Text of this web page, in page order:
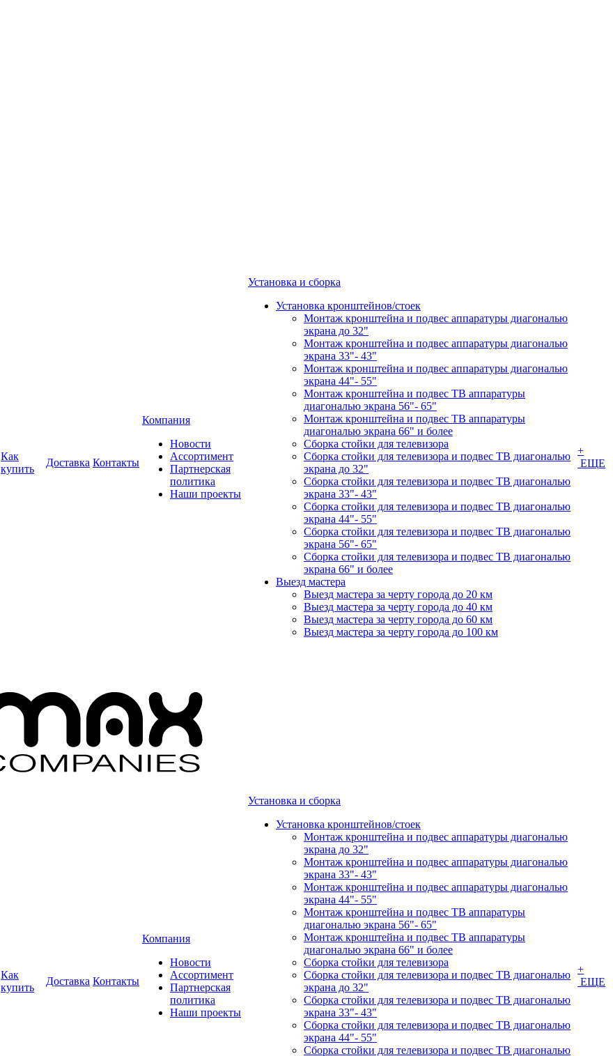
Как
купить
Доставка Контакты
Компания
Новости
Ассортимент
Партнерская
политика
Наши проекты
Установка и сборка
Установка кронштейнов/стоек
Монтаж кронштейна и подвес аппаратуры диагональю
экрана до 32"
Монтаж кронштейна и подвес аппаратуры диагональю
экрана 33"- 43"
Монтаж кронштейна и подвес аппаратуры диагональю
экрана 44"- 55"
Монтаж кронштейна и подвес ТВ аппаратуры
диагональю экрана 56"- 65"
Монтаж кронштейна и подвес ТВ аппаратуры
диагональю экрана 66" и более
Сборка стойки для телевизора
Сборка стойки для телевизора и подвес ТВ диагональю
экрана до 32"
Сборка стойки для телевизора и подвес ТВ диагональю
экрана 33"- 43"
Сборка стойки для телевизора и подвес ТВ диагональю
экрана 44"- 55"
Сборка стойки для телевизора и подвес ТВ диагональю
экрана 56"- 65"
Сборка стойки для телевизора и подвес ТВ диагональю
экрана 66" и более
Выезд мастера
Выезд мастера за черту города до 20 км
Выезд мастера за черту города до 40 км
Выезд мастера за черту города до 60 км
Выезд мастера за черту города до 100 км
+
ЕЩЕ
Как
купить
Доставка Контакты
Компания
Новости
Ассортимент
Партнерская
политика
Наши проекты
Установка и сборка
Установка кронштейнов/стоек
Монтаж кронштейна и подвес аппаратуры диагональю
экрана до 32"
Монтаж кронштейна и подвес аппаратуры диагональю
экрана 33"- 43"
Монтаж кронштейна и подвес аппаратуры диагональю
экрана 44"- 55"
Монтаж кронштейна и подвес ТВ аппаратуры
диагональю экрана 56"- 65"
Монтаж кронштейна и подвес ТВ аппаратуры
диагональю экрана 66" и более
Сборка стойки для телевизора
Сборка стойки для телевизора и подвес ТВ диагональю
экрана до 32"
Сборка стойки для телевизора и подвес ТВ диагональю
экрана 33"- 43"
Сборка стойки для телевизора и подвес ТВ диагональю
экрана 44"- 55"
Сборка стойки для телевизора и подвес ТВ диагональю
+
ЕЩЕ